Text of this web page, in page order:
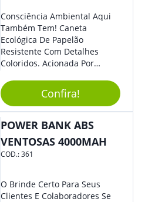
Consciência Ambiental Aqui
Também Tem! Caneta
Ecológica De Papelão
Resistente Com Detalhes
Coloridos. Acionada Por
E Tem Ponteira Firme, Ideal
Para Traços Precisos.
Confira!
POWER BANK ABS
VENTOSAS 4000MAH
COD.:361
O Brinde Certo Para Seus
Clientes E Colaboradores Se